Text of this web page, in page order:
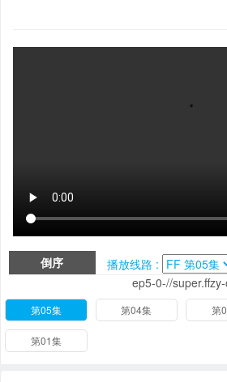
倒序
播放线路 :
ep5-0-//
第05集 第04集 第
第01集